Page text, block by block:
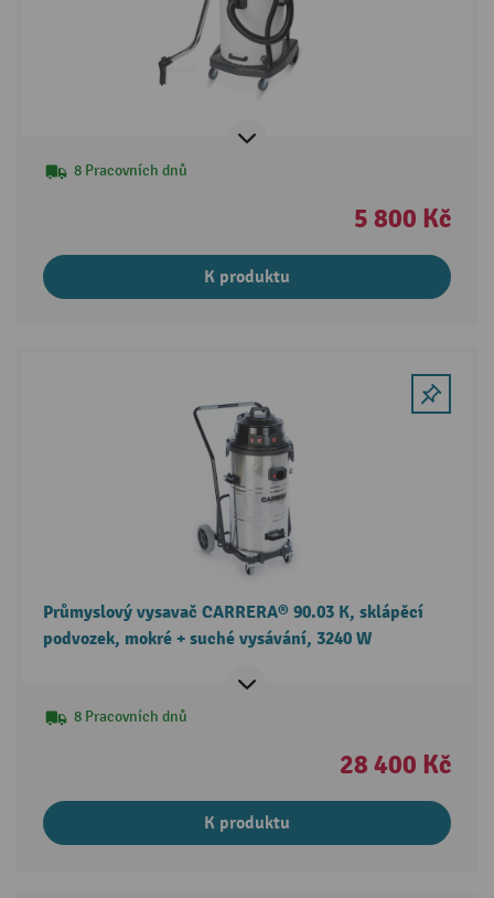
8 Pracovních dnů
5 800 Kč
K produktu
Průmyslový vysavač CARRERA® 90.03 K, sklápěcí
podvozek, mokré + suché vysávání, 3240 W
8 Pracovních dnů
28 400 Kč
K produktu